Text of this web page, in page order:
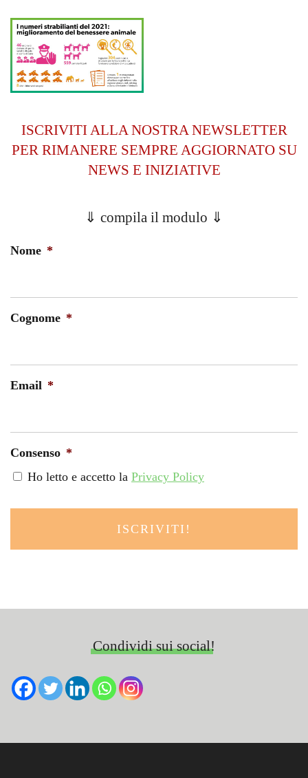
ISCRIVITI ALLA NOSTRA NEWSLETTER
PER RIMANERE SEMPRE AGGIORNATO SU
NEWS E INIZIATIVE
⇓ compila il modulo ⇓
Nome *
Cognome *
Email *
Consenso *
Ho letto e accetto la Privacy Policy
Condividi sui social!